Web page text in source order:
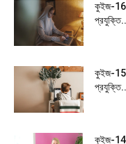
কুইজ-16
কুইজ-15
কুইজ-14